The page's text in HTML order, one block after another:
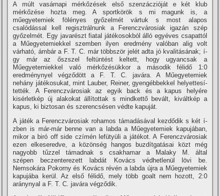
A múlt vasárnapi mérkőzések első szenzáczióját e két klub
mérkőzése hozta meg. A sportkörök s mi magunk is, a
műegyetemiek fölényes győzelmét vártuk s most alapos
csalódással kell regisztrálnunk a Ferenczvárosiak igazán szép
győzelmét. Egy javarészt fiatal játékosokból álló egyéves csapattól
a Műegyetemiekkel szemben ilyen eredmény valóban alig volt
várható, ámbár a F. T. C. már többször jelét adta jó kvalitásának; í­
gy már az őszszel feltüntést keltett, hogy ugyancsak a
Műegyetemiekkel való mérkőzésükkor a második félidő 1:0
eredménynyel végződött a F. T. C. javára. A Műegyetemiek
nehány játékosukat, mint Lauber, Reiner, gyengébbekkel helyettesí­
tették. A Ferenczvárosiak az egyik back és a kapus helyére
kisérletkép új alakokat állí­tottak s mindkettő bevált, kiváltkép a
kapus, ki biztosan és szerencsésen védte kapuját.
A játék a Ferenczvárosiak rohamos támadásával kezdődik s két í­
zben is már-már benne van a labda a Műegyetemiek kapujában,
mikor a biró off side czí­mén lefütyüli a játékot. A Ferenczvárosiak
ezen elkeseredve, a közönség hangos buzdí­tgatásai közt még
nagyobb tűzzel támadnak s csakhamar a Malaky M. által
szépen beczenterezett labdát Kovács védhetlenül lövi be.
Nemsokára Pokorny és Kovács révén a labda újra a Műegyetemiek
kapujába kerül. Az első félidő, mely több goalt nem hozott, 2:0
aránynyal a F. T. C. javára végződik.